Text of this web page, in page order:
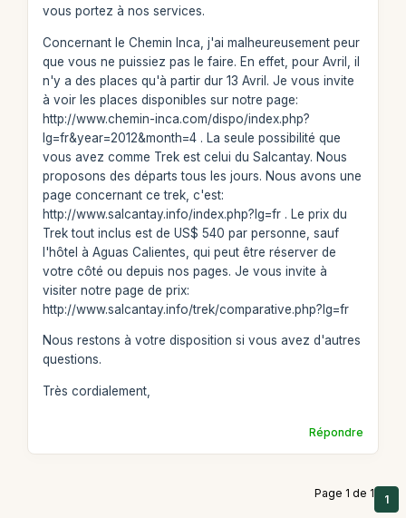
vous portez à nos services.
Concernant le Chemin Inca, j'ai malheureusement peur
que vous ne puissiez pas le faire. En effet, pour Avril, il
n'y a des places qu'à partir dur 13 Avril. Je vous invite
à voir les places disponibles sur notre page:
http://www.chemin-inca.com/dispo/index.php?
lg=fr&year=2012&month=4 . La seule possibilité que
vous avez comme Trek est celui du Salcantay. Nous
proposons des départs tous les jours. Nous avons une
page concernant ce trek, c'est:
http://www.salcantay.info/index.php?lg=fr . Le prix du
Trek tout inclus est de US$ 540 par personne, sauf
l'hôtel à Aguas Calientes, qui peut être réserver de
votre côté ou depuis nos pages. Je vous invite à
visiter notre page de prix:
http://www.salcantay.info/trek/comparative.php?lg=fr
Nous restons à votre disposition si vous avez d'autres
questions.
Très cordialement,
Répondre
Page 1 de 1 1